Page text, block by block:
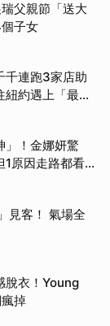
父親節「送大
子女
千連跑3家店助
約遇上「最多
」！金娜妍驚
原因走路都看地
見客！ 氣場全
脫衣！Young
掉